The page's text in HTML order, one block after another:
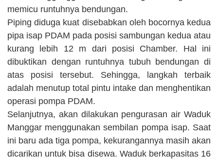
memicu runtuhnya bendungan.
Piping diduga kuat disebabkan oleh bocornya kedua
pipa isap PDAM pada posisi sambungan kedua atau
kurang lebih 12 m dari posisi Chamber. Hal ini
dibuktikan dengan runtuhnya tubuh bendungan di
atas posisi tersebut. Sehingga, langkah terbaik
adalah menutup total pintu intake dan menghentikan
operasi pompa PDAM.
Selanjutnya, akan dilakukan pengurasan air Waduk
Manggar menggunakan sembilan pompa isap. Saat
ini baru ada tiga pompa, kekurangannya masih akan
dicarikan untuk bisa disewa. Waduk berkapasitas 16